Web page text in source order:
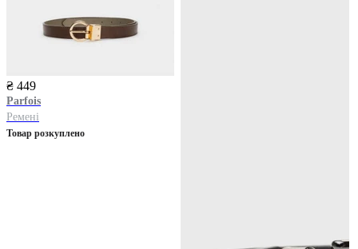
₴ 449
Parfois
Ремені
Товар розкуплено